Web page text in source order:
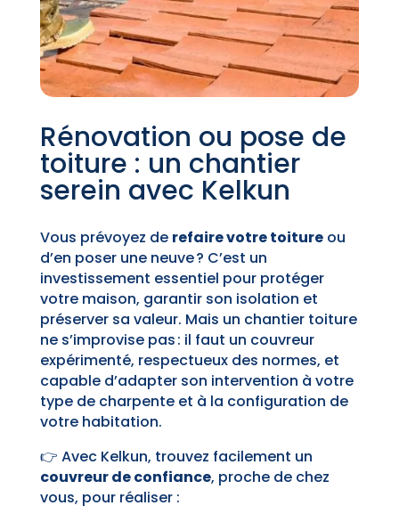
Rénovation ou pose de
toiture : un chantier
serein avec Kelkun
Vous prévoyez de refaire votre toitureou
d’en poser une neuve ? C’est un
investissement essentiel pour protéger
votre maison, garantir son isolation et
préserver sa valeur. Mais un chantier toiture
ne s’improvise pas : il faut un couvreur
expérimenté, respectueux des normes, et
capable d’adapter son intervention à votre
type de charpente et à la configuration de
votre habitation.
👉 Avec Kelkun, trouvez facilement un
couvreur de confiance, proche de chez
vous, pour réaliser :